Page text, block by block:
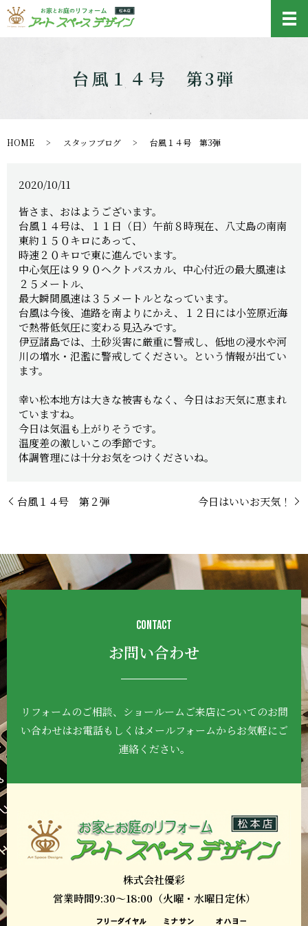
台風１４号 第3弾
HOME スタッフブログ 台風１４号 第3弾
2020/10/11
皆さま、おはようございます。
台風１４号は、１１日（日）午前８時現在、八丈島の南南
東約１５０キロにあって、
時速２０キロで東に進んでいます。
中心気圧は９９０ヘクトパスカル、中心付近の最大風速は
２５メートル、
最大瞬間風速は３５メートルとなっています。
台風は今後、進路を南よりにかえ、１２日には小笠原近海
で熱帯低気圧に変わる見込みです。
伊豆諸島では、土砂災害に厳重に警戒し、低地の浸水や河
川の増水・氾濫に警戒してください。という情報が出てい
ます。
幸い松本地方は大きな被害もなく、今日はお天気に恵まれ
ていますね。
今日は気温も上がりそうです。
温度差の激しいこの季節です。
体調管理には十分お気をつけくださいね。
台風１４号 第２弾 今日はいいお天気！
CONTACT
お問い合わせ
リフォームのご相談、ショールームご来店についてのお問
い合わせはお電話もしくはメールフォームからお気軽にご
連絡ください。
株式会社優彩
営業時間9:30～18:00（火曜・水曜日定休）